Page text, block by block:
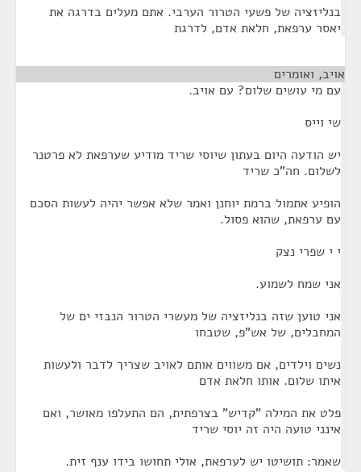
בנליזציה של פשעי הטרור הערבי. אתם מעלים בדרגה את
יאסר ערפאת, חלאת אדם, לדרגת
אויב, ואומרים
עם מי עושים שלום? עם אויב.
שי וייס
יש הודעה היום בעתון שיוסי שריד מודיע שערפאת לא פרטנר
לשלום. חה"כ שריד
הופיע אתמול ברמת יוחנן ואמר שלא אפשר יהיה לעשות הסכם
עם ערפאת, שהוא פסול.
י י שפרי נצק
אני שמח לשמוע.
אני טוען שזה בנליזציה של מעשרי הטרור הנבזי ים של
המחבלים, של אש"פ, שטבחו
נשים וילדים, אם משווים אותם לאויב שצריך לדבר ולעשות
איתו שלום. אותו חלאת אדם
פלט את המילה "קדיש" בצרפתית, הם התעלפו מאושר, ואם
אינני טועה היה זה יוסי שריד
שאמר: תושיטו יש לערפאת, אולי תחושו בידו ענף זית.